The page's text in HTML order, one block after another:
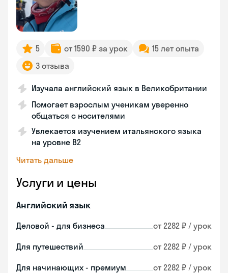
5 от 1590 ₽ за урок
15 лет опыта
3 отзыва
Изучала английский язык в Великобритании
Помогает взрослым ученикам уверенно
общаться с носителями
Увлекается изучением итальянского языка
на уровне В2
Читать дальше
Услуги и цены
Английский язык
Деловой - для бизнеса от 2282 ₽ / урок
Для путешествий от 2282 ₽ / урок
Для начинающих - премиум от 2282 ₽ / урок